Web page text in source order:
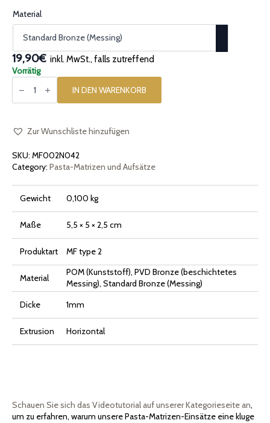
Material
19,90€ inkl. MwSt., falls zutreffend
Vorrätig
Pasta-
Einsatz
2]
Menge
IN DEN WARENKORB
Zur Wunschliste hinzufügen
SKU: MF002N042
Category: Pasta-Matrizen und Aufsätze
Gewicht 0,100 kg
Maße 5,5 × 5 × 2,5 cm
Produktart MF type 2
Material
POM (Kunststoff), PVD Bronze (beschichtetes
Messing), Standard Bronze (Messing)
Dicke
1mm
Extrusion Horizontal
Schauen Sie sich das Videotutorial auf unserer Kategorieseite an,
um zu erfahren, warum unsere Pasta-Matrizen-Einsätze eine kluge